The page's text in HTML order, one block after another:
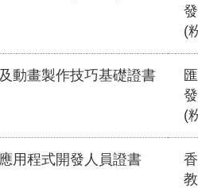
(
動畫製作技巧基礎證書
(
用程式開發人員證書